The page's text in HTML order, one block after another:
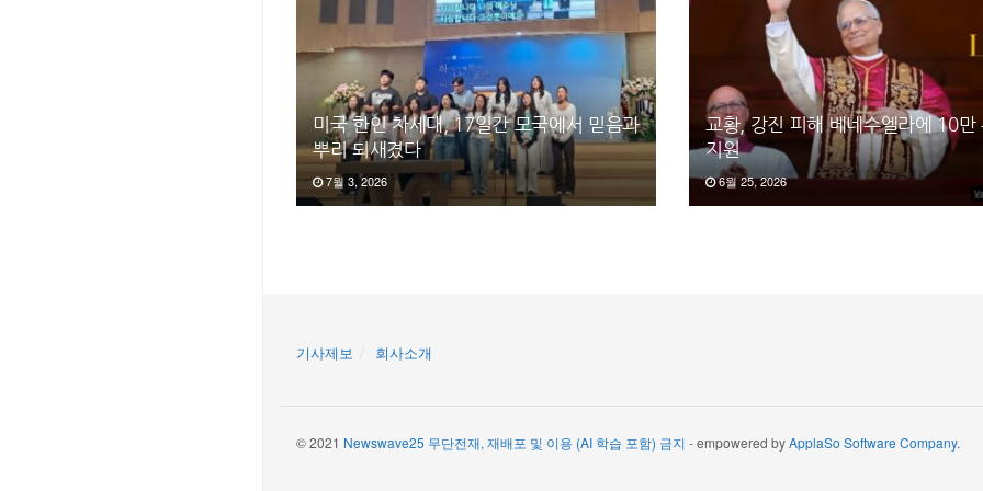
미국 한인 차세대, 17일간 모국에서 믿음과
뿌리 되새겼다
7월 3, 2026
교황, 강진 피해 베네수엘라에 10만
지원
6월 25, 2026
기사제보 회사소개
© 2021 Newswave25 무단전재, 재배포 및 이용 (AI 학습 포함) 금지 - empowered byApplaSo Software Company.